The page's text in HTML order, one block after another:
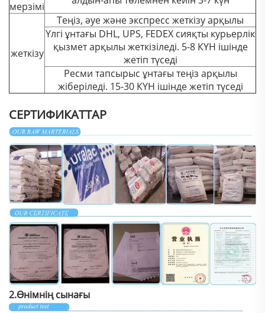
мерзімі
жеткізу
Теңіз, әуе және экспресс жеткізу арқылы
Үлгі ұнтағы DHL, UPS, FEDEX сияқты курьерлік
қызмет арқылы жеткізіледі. 5-8 КҮН ішінде
жетіп түседі
Ресми тапсырыс ұнтағы теңіз арқылы
жіберіледі. 15-30 КҮН ішінде жетіп түседі
СЕРТИФИКАТТАР
2.Өнімнің сынағы